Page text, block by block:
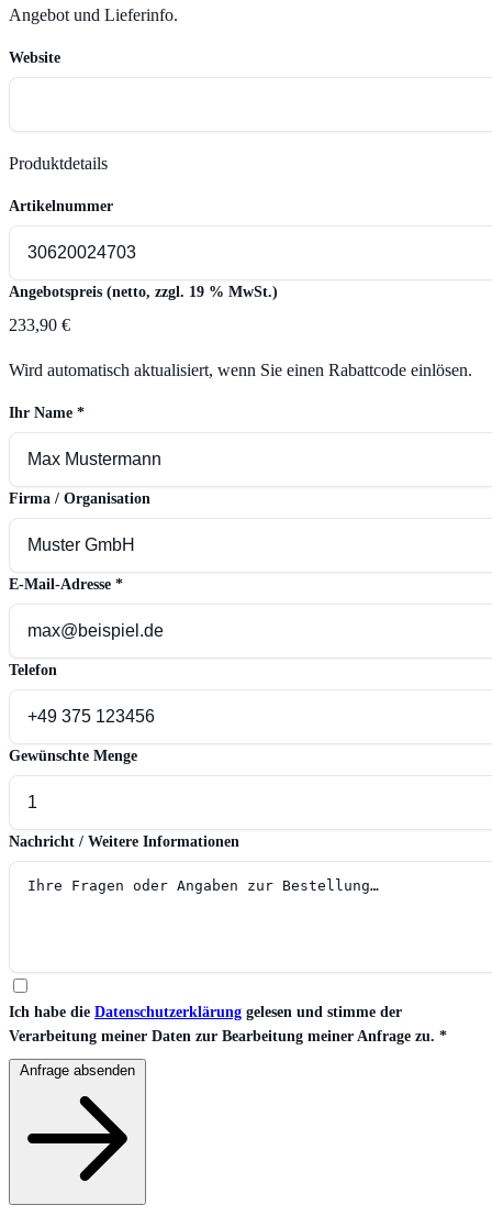
Angebot und Lieferinfo.
Website
Produktdetails
Artikelnummer
Angebotspreis (netto, zzgl. 19 % MwSt.)
233,90 €
Wird automatisch aktualisiert, wenn Sie einen Rabattcode einlösen.
Ihr Name *
Firma / Organisation
E-Mail-Adresse *
Telefon
Gewünschte Menge
Nachricht / Weitere Informationen
Ich habe die Datenschutzerklärung gelesen und stimme der
Verarbeitung meiner Daten zur Bearbeitung meiner Anfrage zu. *